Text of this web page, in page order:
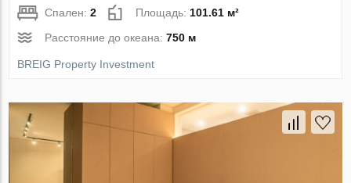
Спален:2 Площадь: 101.61 м²
Расстояние до океана:750 м
BREIG Property Investment